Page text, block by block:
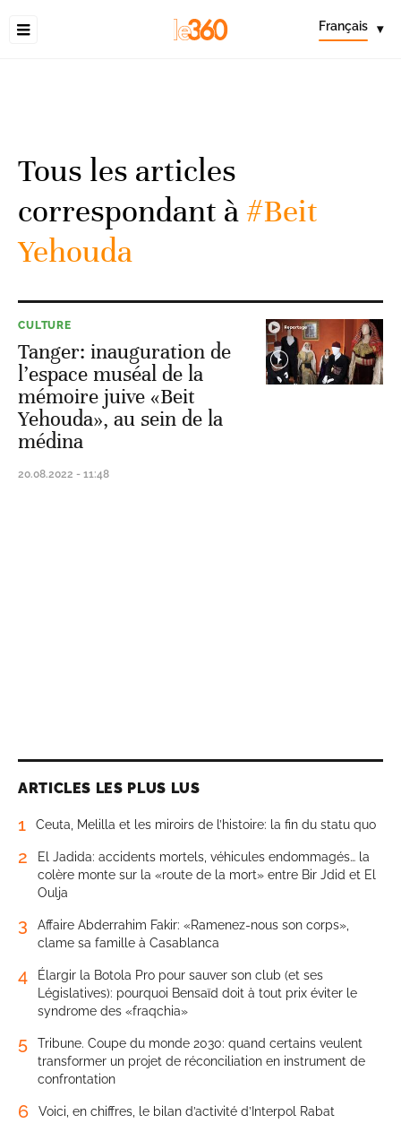
Français ▾
Tous les articles
correspondant à#Beit
Yehouda
CULTURE
Tanger: inauguration de
l’espace muséal de la
mémoire juive «Beit
Yehouda», au sein de la
médina
20.08.2022 - 11:48
ARTICLES LES PLUS LUS
1 Ceuta, Melilla et les miroirs de l’histoire: la fin du statu quo
2
El Jadida: accidents mortels, véhicules endommagés… la
colère monte sur la «route de la mort» entre Bir Jdid et El
Oulja
3
Affaire Abderrahim Fakir: «Ramenez-nous son corps»,
clame sa famille à Casablanca
4
Élargir la Botola Pro pour sauver son club (et ses
Législatives): pourquoi Bensaïd doit à tout prix éviter le
syndrome des «fraqchia»
5
Tribune. Coupe du monde 2030: quand certains veulent
transformer un projet de réconciliation en instrument de
confrontation
6 Voici, en chiffres, le bilan d’activité d’Interpol Rabat